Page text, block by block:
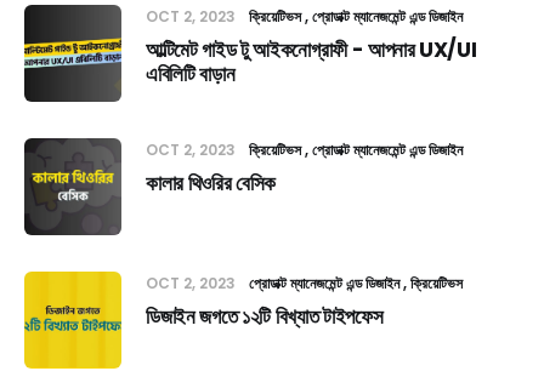
OCT 2, 2023 ক্রিয়েটিভস প্রোডাক্ট ম্যানেজমেন্ট এন্ড ডিজাইন
আল্টিমেট গাইড টু আইকনোগ্রাফী - আপনার UX/UI
এবিলিটি বাড়ান
OCT 2, 2023 ক্রিয়েটিভস প্রোডাক্ট ম্যানেজমেন্ট এন্ড ডিজাইন
কালার থিওরির বেসিক
OCT 2, 2023 প্রোডাক্ট ম্যানেজমেন্ট এন্ড ডিজাইন ক্রিয়েটিভস
ডিজাইন জগতে ১২টি বিখ্যাত টাইপফেস